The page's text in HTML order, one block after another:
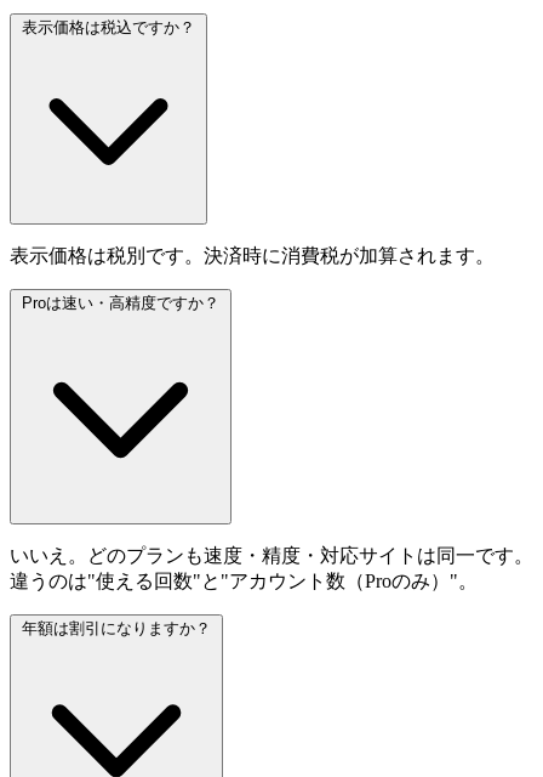
表示価格は税込ですか？
表示価格は税別です。決済時に消費税が加算されます。
Proは速い・高精度ですか？
いいえ。どのプランも速度・精度・対応サイトは同一です。
違うのは"使える回数"と"アカウント数（Proのみ）"。
年額は割引になりますか？